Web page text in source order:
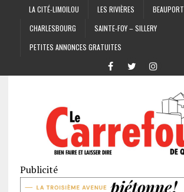
LA CITÉ-LIMOILOU LES RIVIÈRES
BEAUPORT
CHARLESBOURG
SAINTE-FOY – SILLERY
PETITES ANNONCES GRATUITES
Publicité